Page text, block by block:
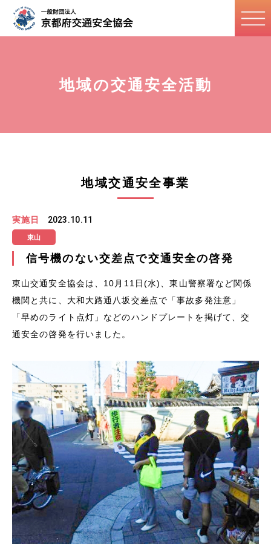
地域の交通安全活動
地域交通安全事業
実施日 2023.10.11
東山
信号機のない交差点で交通安全の啓発
東山交通安全協会は、 10 月 11 日(水)
、東山警察署など関係
機関と共に、大和大路通八坂交差点で「事故多発注意」
「早めのライト点灯」などのハンドプレートを掲げて、交
通安全の啓発を行いました。